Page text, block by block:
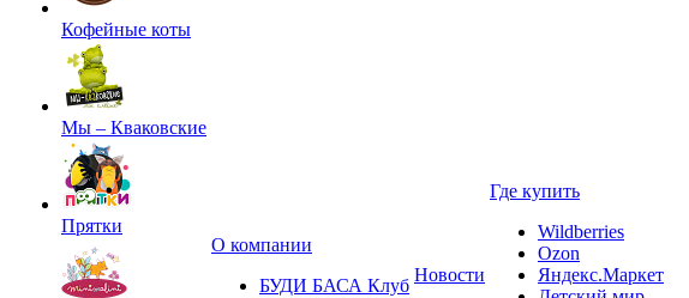
Кофейные коты
Мы – Кваковские
Прятки
О компании
БУДИ БАСА Клуб
Новости
Где купить
Wildberries
Ozon
Яндекс.Маркет